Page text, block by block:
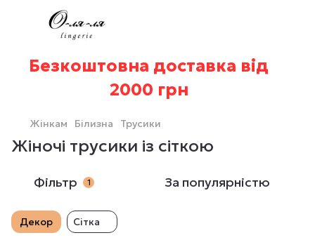
Безкоштовна доставка від
2000 грн
Жінкам Білизна Трусики
Жіночі трусики із сіткою
Фільтр 1 За популярністю
Декор Сітка